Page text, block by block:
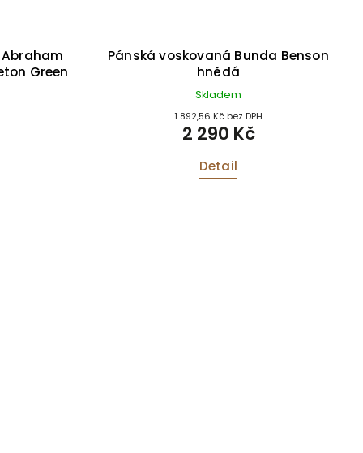
Green
Pánská voskovaná Bunda Benson
hnědá
Skladem
1 892,56 Kč bez DPH
2 290 Kč
Detail